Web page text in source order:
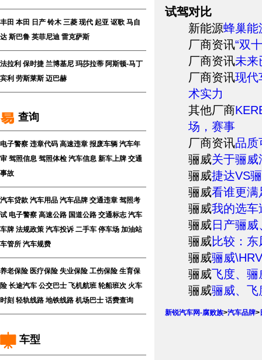
丰田 本田 日产 铃木 三菱 现代 起亚 讴歌 马自
达 斯巴鲁 英菲尼迪 雷克萨斯
法拉利 保时捷 兰博基尼 玛莎拉蒂 阿斯顿-马丁
宾利 劳斯莱斯 迈巴赫
查询
电子警察 违章代码 高速违章 报废车辆 汽车年
审 驾照信息 驾照体检 汽车信息 新车上牌 交通
事故
汽车贷款 汽车用品 汽车品牌 交通违章 驾照考
试 电子警察 高速公路 国道公路 交通标志 汽车
车牌 法规政策 汽车投诉 二手车 停车场 加油站
车管所 汽车规费
养老保险 医疗保险 失业保险 工伤保险 生育保
险 长途汽车 公交巴士 飞机航班 轮船班次 火车
时刻 轻轨线路 地铁线路 机场巴士 话费查询
车型
试驾对比
新能源蜂巢能
厂商资讯“双
厂商资讯未来
厂商资讯现代
术实力
其他厂商
场，赛事
厂商资讯品质
骊威关于骊
骊威捷达VS
骊威看谁更满
骊威我的选车
骊威日产骊
骊威比较：
骊威骊威
骊威飞度、骊
骊威骊威、飞
新锐汽车网-腐败族>汽车品牌>